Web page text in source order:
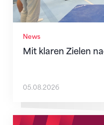
News
Mit klaren Zielen
05.08.2026
Neue Empfangszeiten